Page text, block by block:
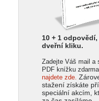
10 + 1
dveřní kliku.
Zadejte Váš mail a
PDF knížku
najdete zde.
stažení získáte
speciální akcím,